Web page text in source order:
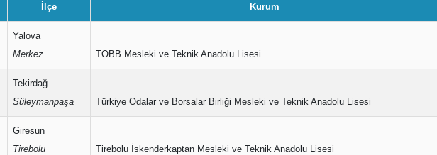
İlçe
Kurum
Yalova
Merkez
TOBB Mesleki ve Teknik Anadolu Lisesi
Tekirdağ
Süleymanpaşa
Türkiye Odalar ve Borsalar Birliği Mesleki ve Teknik Anadolu Lisesi
Giresun
Tirebolu
Tirebolu İskenderkaptan Mesleki ve Teknik Anadolu Lisesi